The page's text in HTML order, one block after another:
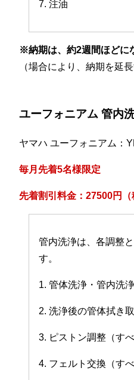
7. 注油
※納期は、約2週間ほどに
（場合により、納期を延
ユーフォニアム 管内
ヤマハ ユーフォニアム：
毎月先着5名様限定
先着割引料金：27500円（
管内洗浄は、各調整
す。
1. 管体洗浄・管内洗
2. 洗浄後の管体拭き
3. ピストン調整（すべ
4. フェルト交換（すべ